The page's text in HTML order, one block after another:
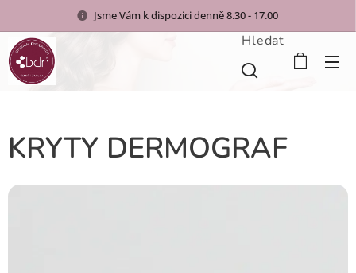
Jsme Vám k dispozici denně 8.30 - 17.00
Hledat
KRYTY DERMOGRAF